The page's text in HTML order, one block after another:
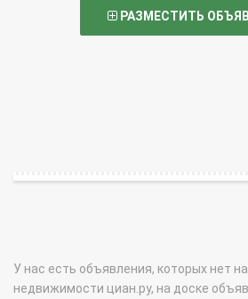
РАЗМЕСТИТЬ
У нас есть объявления, которых нет
недвижимости циан.ру, на доске